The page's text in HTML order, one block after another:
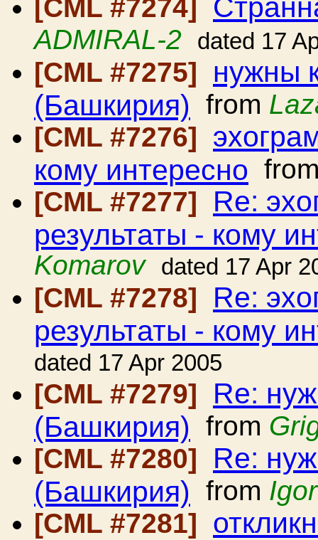
[CML #7274]
ADMIRAL-2 dated 17
[CML #7275] нужны
(Башкирия) from
[CML #7276]
кому интересно
[CML #7277]
Re:
результаты - кому
Komarov
dated 17 Apr
[CML #7278] Re:
результаты - кому
dated 17 Apr 2005
[CML #7279] Re:
(Башкирия) from
[CML #7280]
Re:
(Башкирия) from
[CML #7281]